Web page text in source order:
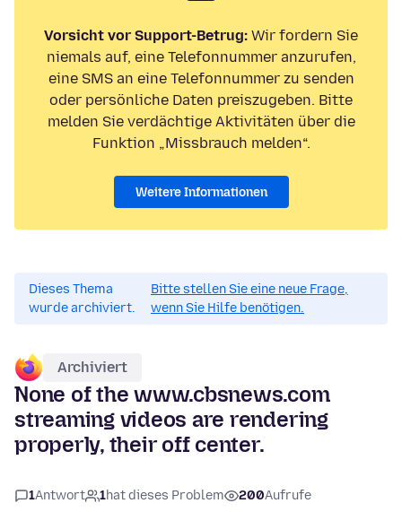
Vorsicht vor Support-Betrug: Wir fordern Sie
niemals auf, eine Telefonnummer anzurufen,
eine SMS an eine Telefonnummer zu senden
oder persönliche Daten preiszugeben. Bitte
melden Sie verdächtige Aktivitäten über die
Funktion „Missbrauch melden“.
Weitere Informationen
Dieses Thema
wurde archiviert.
Bitte stellen Sie eine neue Frage,
wenn Sie Hilfe benötigen.
Archiviert
None of the www.cbsnews.com
streaming videos are rendering
properly, their off center.
1Antwort 1hat dieses Problem 200Aufrufe